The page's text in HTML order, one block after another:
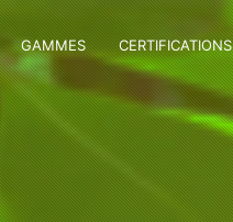
GAMMES CERTIFICATIONS